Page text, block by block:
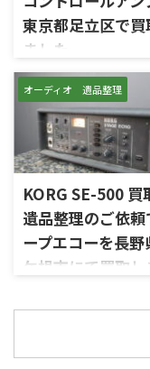
に見てほしい」とご相
だいたものです。
MC252は、250W×2chの
を備えた2チャンネルパ
ンプで、同社らしいブル
ワーメーター、ガラスフ
パネル、Autoformer、
Guard、Sentry
備えたモデルです。査
左右チャン ...
東京都足立区で買
ました
東京都足立区で、
コントロールアンプ「
を出張買取させていただ
した。今回のお品物は、
McIntoshらしいガラス
デザインとリモート操
を備えた2chソリッドス
式のコントロールアンプ
右チャンネルの音出し
切替、ボリューム、トー
トロール、MMフォノ入
がら査定いたしました。
商品：McIntosh C712
オーディオ 遺品整理
KORG SE-500 買
遺品整理のご依頼
ープエコーを長野
ケ根市にて買取し
伴いKORGのテープエ
「SE-500 Stage Echo